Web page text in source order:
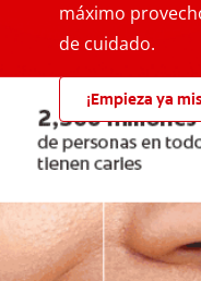
máximo
de cuidado.
¡Empieza ya